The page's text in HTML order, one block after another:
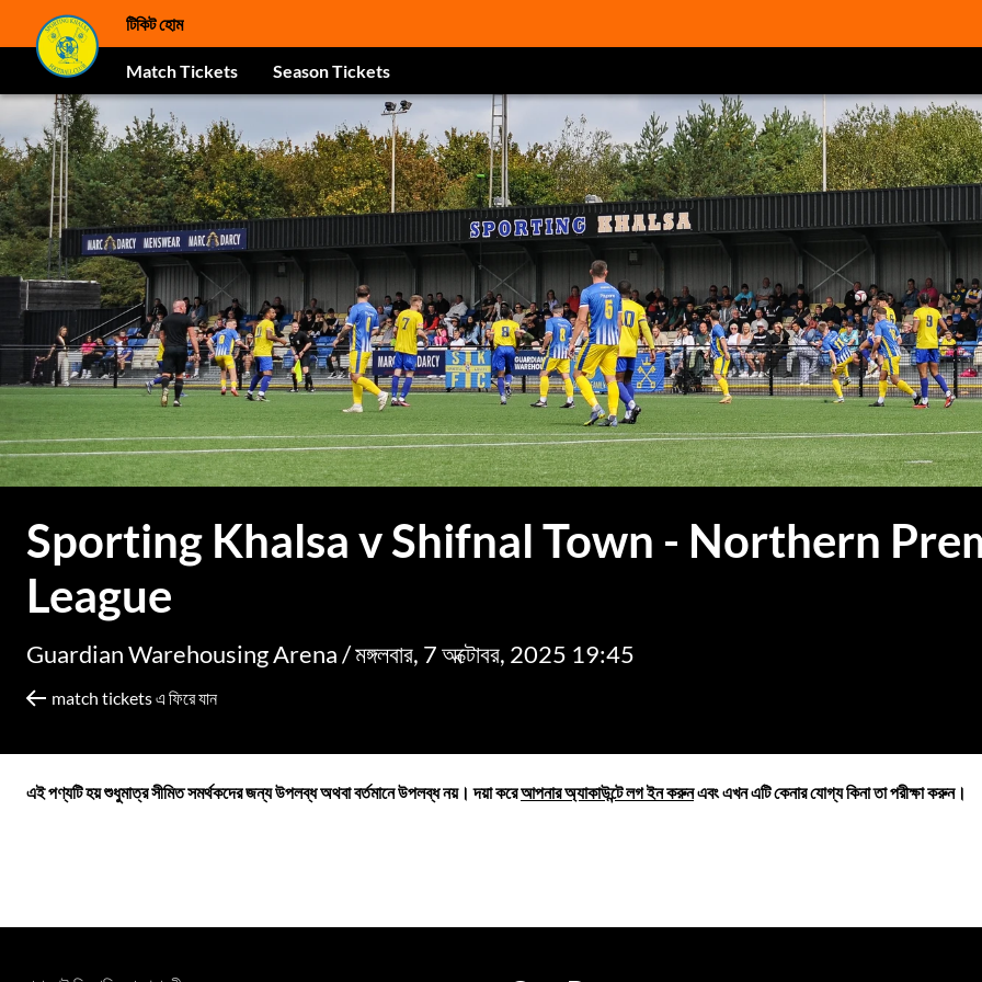
টিকিট হোম
Match Tickets Season Tickets
Sporting Khalsa v Shifnal Town - Northern
League
Guardian Warehousing Arena /মঙ্গলবার, 7 অক্টোবর, 2025 19:45
match tickets এ ফিরে যান
এই পণ্যটি হয় শুধুমাত্র সীমিত সমর্থকদের জন্য উপলব্ধ অথবা বর্তমানে উপলব্ধ নয়। দয়া করেআপনার অ্যাকাউন্টে লগ ইন করুনএবং এখন এটি কেনার যোগ্য কিনা তা পরীক্ষা করুন।